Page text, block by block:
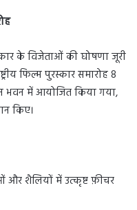
के विजेताओं की घोषणा जूरी
फिल्म पुरस्कार समारोह 8
भवन में आयोजित किया गया,
किए।
और शैलियों में उत्कृष्ट फ़ीचर